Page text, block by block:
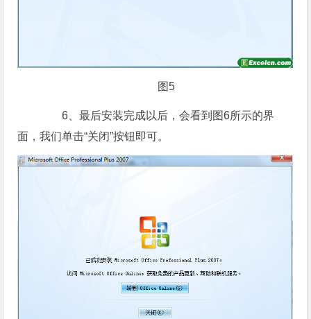
图5
6、最后安装完成以后，会看到图6所示的界
面，我们单击“关闭”按钮即可。